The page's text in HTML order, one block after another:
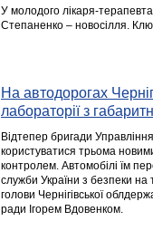
У молодого лікаря-терапевта
Степаненко – новосілля.
На автодорогах
лабораторії з
Відтепер бригади
користуватися трьома
контролем. Автомобілі їм
служби України з безпеки на
голови Чернігівської
ради Ігорем Вдовенком.